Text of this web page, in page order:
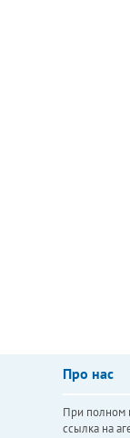
Про нас
При полном
ссылка на